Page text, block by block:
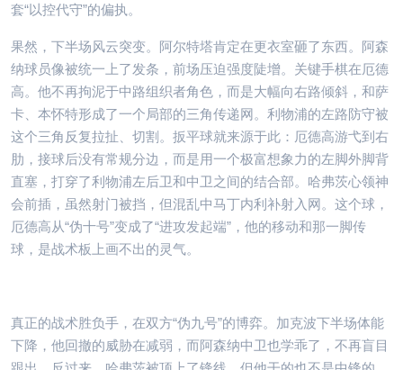
套“以控代守”的偏执。
果然，下半场风云突变。阿尔特塔肯定在更衣室砸了东西。阿森
纳球员像被统一上了发条，前场压迫强度陡增。关键手棋在厄德
高。他不再拘泥于中路组织者角色，而是大幅向右路倾斜，和萨
卡、本怀特形成了一个局部的三角传递网。利物浦的左路防守被
这个三角反复拉扯、切割。扳平球就来源于此：厄德高游弋到右
肋，接球后没有常规分边，而是用一个极富想象力的左脚外脚背
直塞，打穿了利物浦左后卫和中卫之间的结合部。哈弗茨心领神
会前插，虽然射门被挡，但混乱中马丁内利补射入网。这个球，
厄德高从“伪十号”变成了“进攻发起端”，他的移动和那一脚传
球，是战术板上画不出的灵气。
真正的战术胜负手，在双方“伪九号”的博弈。加克波下半场体能
下降，他回撤的威胁在减弱，而阿森纳中卫也学乖了，不再盲目